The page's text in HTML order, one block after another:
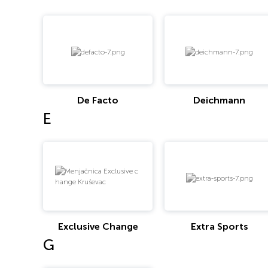
De Facto Deichmann
E
Exclusive Change Extra Sports
G